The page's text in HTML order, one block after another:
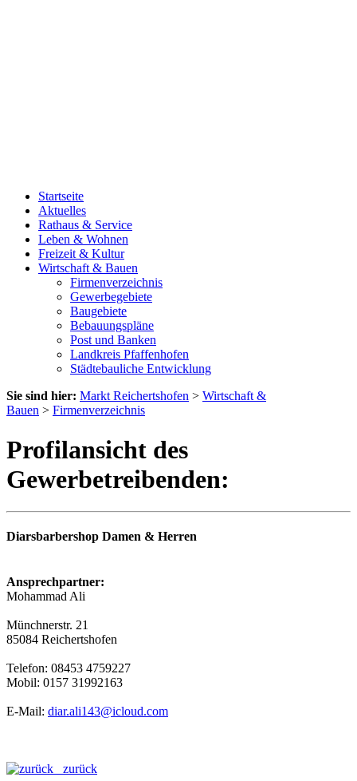
Startseite
Aktuelles
Rathaus & Service
Leben & Wohnen
Freizeit & Kultur
Wirtschaft & Bauen
Firmenverzeichnis
Gewerbegebiete
Baugebiete
Bebauungspläne
Post und Banken
Landkreis Pfaffenhofen
Städtebauliche Entwicklung
Sie sind hier: Markt Reichertshofen > Wirtschaft &
Bauen > Firmenverzeichnis
Profilansicht des
Gewerbetreibenden:
Diarsbarbershop Damen & Herren
Ansprechpartner:
Mohammad Ali
Münchnerstr. 21
85084 Reichertshofen
Telefon: 08453 4759227
Mobil: 0157 31992163
E-Mail: diar.ali143@icloud.com
zurück